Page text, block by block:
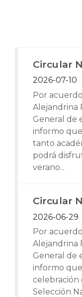
Circular
2026-07-10
Por
Alejandrina
General de
informo
tanto
podrá
verano...
Circular
2026-06-29
Por
Alejandrina
General de
informo
Selección